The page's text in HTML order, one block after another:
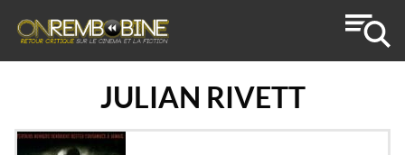
JULIAN RIVETT